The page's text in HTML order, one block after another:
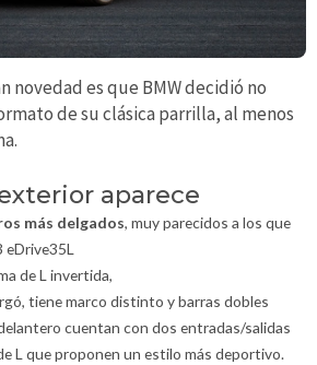
novedad es que BMW decidió no
de su clásica parrilla, al menos
aparece
más delgados, muy parecidos a los que
eDrive35L
de L invertida,
tiene marco distinto y barras dobles
cuentan con dos entradas/salidas
L que proponen un estilo más deportivo.